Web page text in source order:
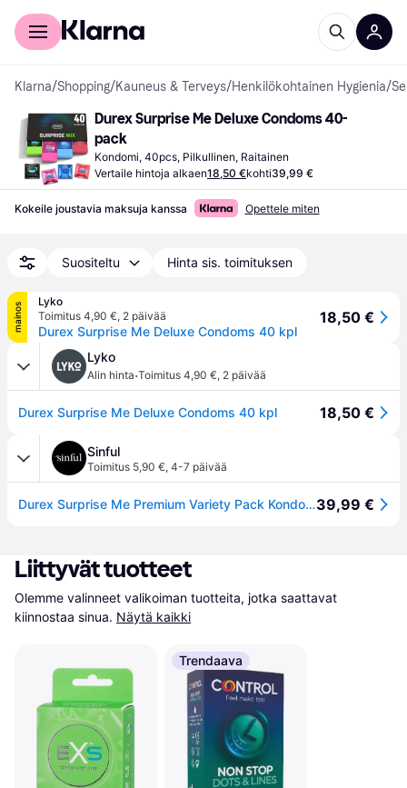
Kuluttajille
Klarna/Shopping/Kauneus & Terveys/Henkilökohtainen Hygienia/
Durex Surprise Me Deluxe Condoms 40-
pack
Kondomi, 40pcs, Pilkullinen, Raitainen
Vertaile hintoja alkaen18,50 €kohti39,99 €
Kokeile joustavia maksuja kanssa Opettele miten
Suositeltu Hinta sis. toimituksen
mainos
Lyko
Toimitus 4,90 €, 2 päivää
Durex Surprise Me Deluxe Condoms 40 kpl
18,50 €
Lyko
Alin hinta·Toimitus 4,90 €, 2 päivää
Durex Surprise Me Deluxe Condoms 40 kpl 18,50 €
Sinful
Toimitus 5,90 €, 4-7 päivää
Durex Surprise Me Premium Variety Pack Kondomit 40 kpl - Pink ki39,99 €
Liittyvät tuotteet
Olemme valinneet valikoiman tuotteita, jotka saattavat
kiinnostaa sinua. Näytä kaikki
Trendaava